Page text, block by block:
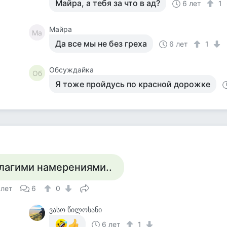
Майра, а тебя за что в ад? 6 лет 1
Ма Майра
Да все мы не без греха 6 лет 1
Об Обсуждайка
Я тоже пройдусь по красной дорожке
намерениями..
6 0
ვასო წილოსანი
6 лет
1